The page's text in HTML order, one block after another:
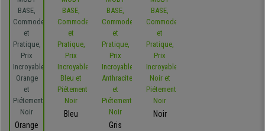
Orange
Bleu
Gris
Noir